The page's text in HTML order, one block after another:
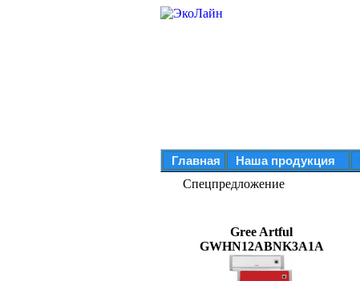
Главная Наша продукция
Спецпредложение
Gree Artful
GWHN12ABNK3A1A